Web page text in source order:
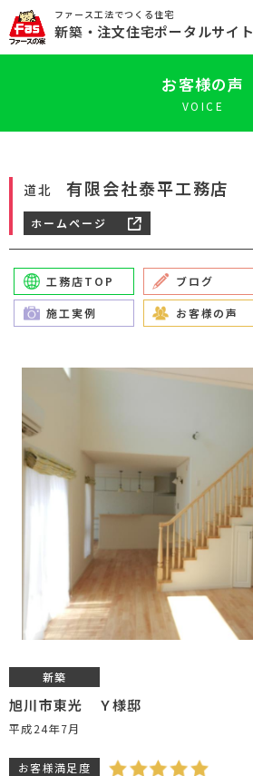
ファース工法でつくる住宅
新築 ・注文住宅ポータルサイト
お客様の声
VOICE
道北 有限会社泰平工務店
ホームページ
工務店TOP ブログ
施工実例 お客様の声
新築
旭川市東光 Ｙ様邸
平成24年7月
お客様満足度